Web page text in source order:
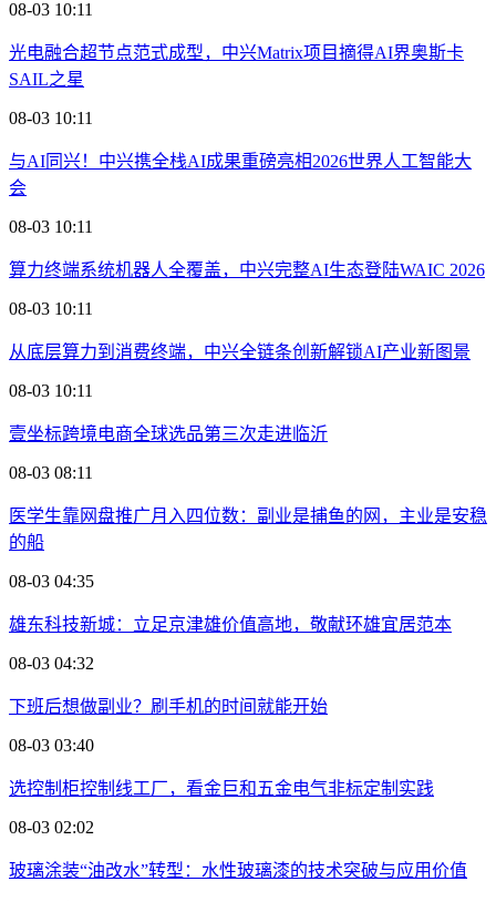
08-03 10:11
光电融合超节点范式成型，中兴Matrix项目摘得AI界奥斯卡
SAIL之星
08-03 10:11
与AI同兴！中兴携全栈AI成果重磅亮相2026世界人工智能大
会
08-03 10:11
算力终端系统机器人全覆盖，中兴完整AI生态登陆WAIC 2026
08-03 10:11
从底层算力到消费终端，中兴全链条创新解锁AI产业新图景
08-03 10:11
壹坐标跨境电商全球选品第三次走进临沂
08-03 08:11
医学生靠网盘推广月入四位数：副业是捕鱼的网，主业是安稳
的船
08-03 04:35
雄东科技新城：立足京津雄价值高地，敬献环雄宜居范本
08-03 04:32
下班后想做副业？刷手机的时间就能开始
08-03 03:40
选控制柜控制线工厂，看金巨和五金电气非标定制实践
08-03 02:02
玻璃涂装“油改水”转型：水性玻璃漆的技术突破与应用价值